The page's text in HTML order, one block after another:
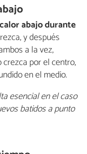
abajo durante
y después
a la vez,
por el centro,
en el medio.
esencial en el caso
batidos a punto